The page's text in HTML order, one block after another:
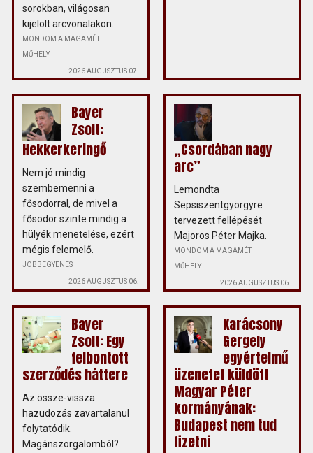
sorokban, világosan
kijelölt arcvonalakon.
MONDOM A MAGAMÉT
MŰHELY
2026 AUGUSZTUS 07.
Bayer
Zsolt:
Hekkerkeringő
Nem jó mindig
szembemenni a
fősodorral, de mivel a
fősodor szinte mindig a
hülyék menetelése, ezért
mégis felemelő.
JOBBEGYENES
2026 AUGUSZTUS 06.
„Csordában nagy
arc”
Lemondta
Sepsiszentgyörgyre
tervezett fellépését
Majoros Péter Majka.
MONDOM A MAGAMÉT
MŰHELY
2026 AUGUSZTUS 06.
Bayer
Zsolt: Egy
felbontott
szerződés háttere
Az össze-vissza
hazudozás zavartalanul
folytatódik.
Magánszorgalomból?
Karácsony
Gergely
egyértelmű
üzenetet küldött
Magyar Péter
kormányának:
Budapest nem tud
fizetni